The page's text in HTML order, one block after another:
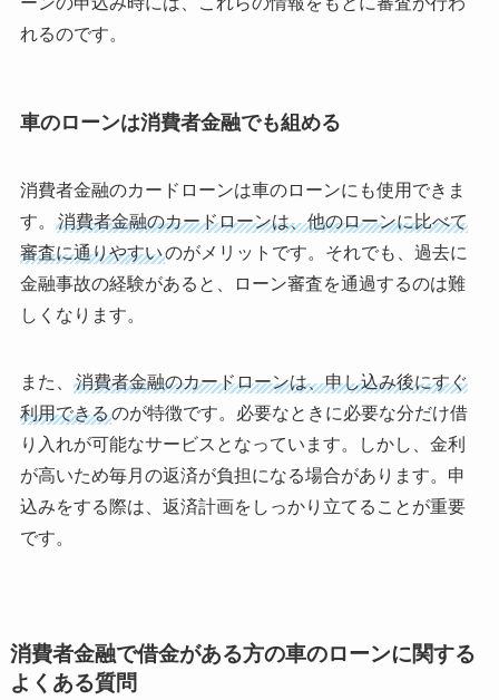
れるのです。
車のローンは消費者金融でも組める
消費者金融のカードローンは車のローンにも使用できま
す。
消費者金融のカードローンは、他のローンに比べて
審査に通りやすいのがメリットです。それでも、過去に
金融事故の経験があると、ローン審査を通過するのは難
しくなります。
また、
消費者金融のカードローンは、申し込み後にすぐ
利用できるのが特徴です。必要なときに必要な分だけ借
り入れが可能なサービスとなっています。しかし、金利
が高いため毎月の返済が負担になる場合があります。申
込みをする際は、返済計画をしっかり立てることが重要
です。
消費者金融で借金がある方の車のローンに関する
よくある質問